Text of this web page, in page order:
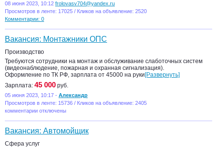
08 июня 2023, 10:12 frolovasv704@yandex.ru
Просмотров в ленте: 17025 / Кликов на объявление: 2520
Комментарии: 0
Вакансия: Монтажники ОПС
Производство
Требуются сотрудники на монтаж и обслуживание слаботочных систем
(видеонаблюдение, пожарная и охранная сигнализация).
Оформление по ТК РФ, зарплата от 45000 на руки[Развернуть]
Зарплата: 45 000 руб.
05 июня 2023, 10:17 - Александр
Просмотров в ленте: 15736 / Кликов на объявление: 2405
комментарии отключены
Вакансия: Автомойщик
Сфера услуг